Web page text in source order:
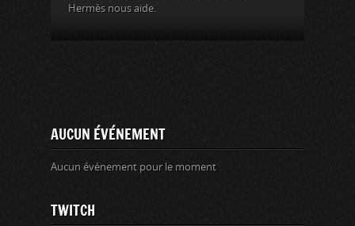
Hermès nous aide.
AUCUN ÉVÉNEMENT
Aucun événement pour le moment
TWITCH